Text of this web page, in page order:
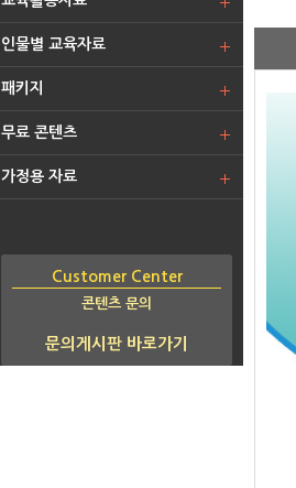
인물별 교육자료
패키지
무료 콘텐츠
가정용 자료
Customer Center
콘텐츠 문의
문의게시판 바로가기